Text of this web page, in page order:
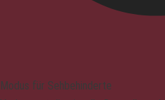
Modus für Sehbehinderte